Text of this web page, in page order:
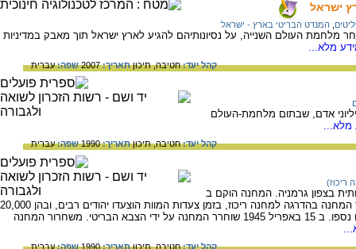
ישראל
המנדט הבריטי בארץ - ישראל
מלחמת העולם השנייה, על נסיונותיהם להגיע לארץ ישראל תוך מאבק במדיניות
מלא...
קהל יעד:חטיבה,תיכוןתאריך:2007 שפה:עברית
אדם, שבתום מלחמת-העולם
מלא...
קהל יעד:חטיבה,תיכוןתאריך:1990 שפה:עברית
ריכוז)
בצפון גרמניה. המחנה הוקם ב
1943 וכלל 5 מחנות משנה. במרס 1944 הפך המחנה בהדרגה למחנה ריכוז, בזמן צעדות המוות הוצעדו יהודים רבים, ובהן 20,000
נשים, המחנה לא נערך לקליטתם ורבים מהם נספו. ב 15 באפריל 1945 שוחרר המחנה על ידי הצבא הבריטי. משחרור המחנה
קהל יעד:חטיבה,תיכוןתאריך:1990 שפה:עברית